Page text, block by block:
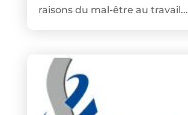
raisons du mal-être au travail...